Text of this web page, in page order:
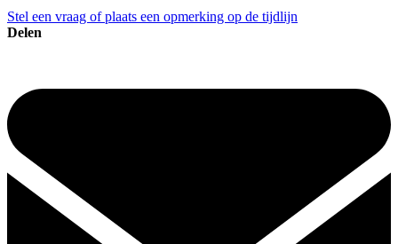
Stel een vraag of plaats een opmerking op de tijdlijn
Delen